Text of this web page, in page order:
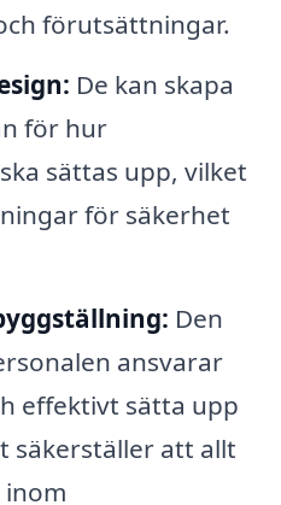
förutsättningar.
De kan skapa
för hur
sättas upp, vilket
för säkerhet
Den
ansvarar
effektivt sätta upp
säkerställer att allt